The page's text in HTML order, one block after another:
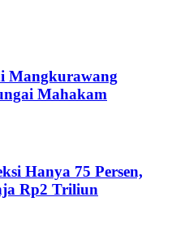
Mangkurawang
Mahakam
Hanya 75 Persen,
Rp2 Triliun